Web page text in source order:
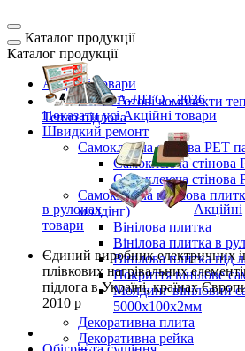
Каталог продукції
Каталог продукції
Акційні товари
ВЕСНА-ЛІТО - 2026
Показати усі Акційні товари
Швидкий ремонт
Самоклеюча стінова PET
Самоклеюча стінова
Самоклеюча стінова
Самоклеюча вінілова
молдінг)
Вінілова плитка
Вінілова плитка в
Вінілова плитка під
Покриття вінілове
Молдинг вініловий
5000х100х2мм
Декоративна плита
Декоративна рейка
Готові комплекти
Тепла підлога
в рулонах
Акційні
товари
Єдиний виробникелектричних
плівкових нагрівальних
підлога в Україні, країнах
2010 р